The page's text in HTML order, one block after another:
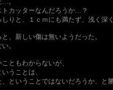
カッターなんだろうか…？
りと、１ｃｍにも満たず、浅く深
、新しい傷は無いようだった。
。
ともわからないが、
うことは、
ということではないだろうか、